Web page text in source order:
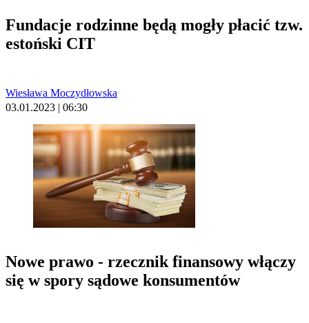
Fundacje rodzinne będą mogły płacić tzw.
estoński CIT
Wiesława Moczydłowska
03.01.2023 | 06:30
Nowe prawo - rzecznik finansowy włączy
się w spory sądowe konsumentów